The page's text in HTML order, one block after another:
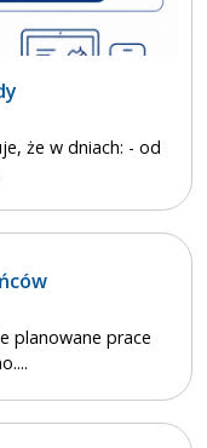
że w dniach: - od
planowane prace